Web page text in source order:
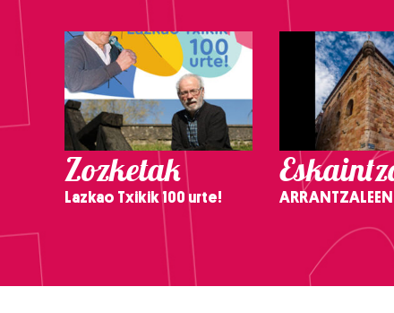
Zozketak
Lazkao Txikik 100 urte!